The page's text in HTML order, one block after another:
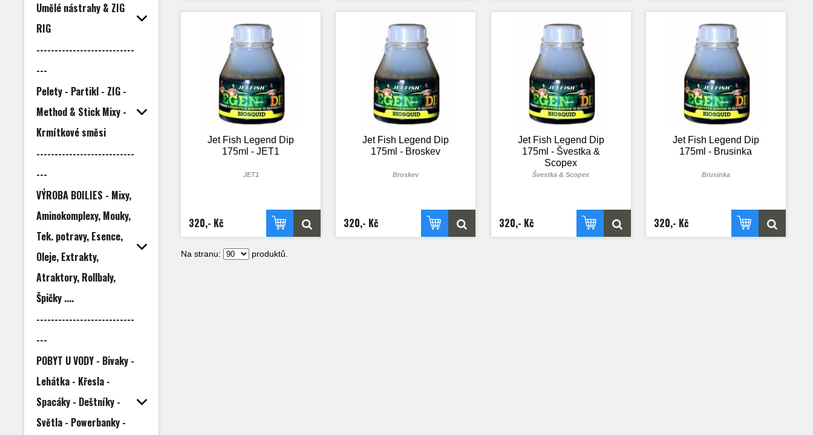
Umělé nástrahy & ZIG
RIG
---------------------------
---
Pelety - Partikl - ZIG -
Method & Stick Mixy -
Krmítkové směsi
---------------------------
---
VÝROBA BOILIES - Mixy,
Aminokomplexy, Mouky,
Tek. potravy, Esence,
Oleje, Extrakty,
Atraktory, Rollbaly,
Špičky ....
---------------------------
---
POBYT U VODY - Bivaky -
Lehátka - Křesla -
Spacáky - Deštníky -
Světla - Powerbanky -
Jet Fish Legend Dip
175ml - JET1
JET1
320,- Kč
Jet Fish Legend Dip
175ml - Broskev
Broskev
320,- Kč
Jet Fish Legend Dip
175ml - Švestka &
Scopex
Švestka & Scopex
320,- Kč
Jet Fish Legend Dip
175ml - Brusinka
Brusinka
320,- Kč
Na stranu: produktů.